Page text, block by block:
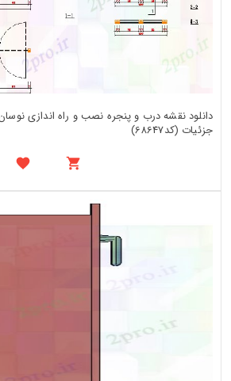
دانلود نقشه درب و پنجره نصب و راه اندازی
جزئیات (کد68647)